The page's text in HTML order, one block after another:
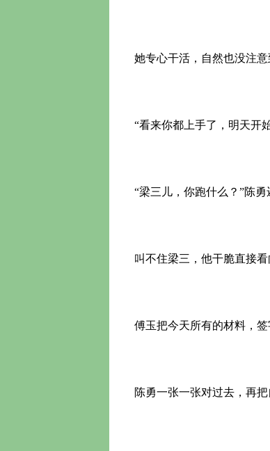
她专心干活，自然也没注意
“看来你都上手了，明天开
“梁三儿，你跑什么？”陈勇
叫不住梁三，他干脆直接看
傅玉把今天所有的材料，签
陈勇一张一张对过去，再把